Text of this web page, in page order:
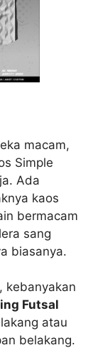
macam,
Simple
Ada
kaos
bermacam
sang
biasanya.
kebanyakan
Futsal
atau
belakang.